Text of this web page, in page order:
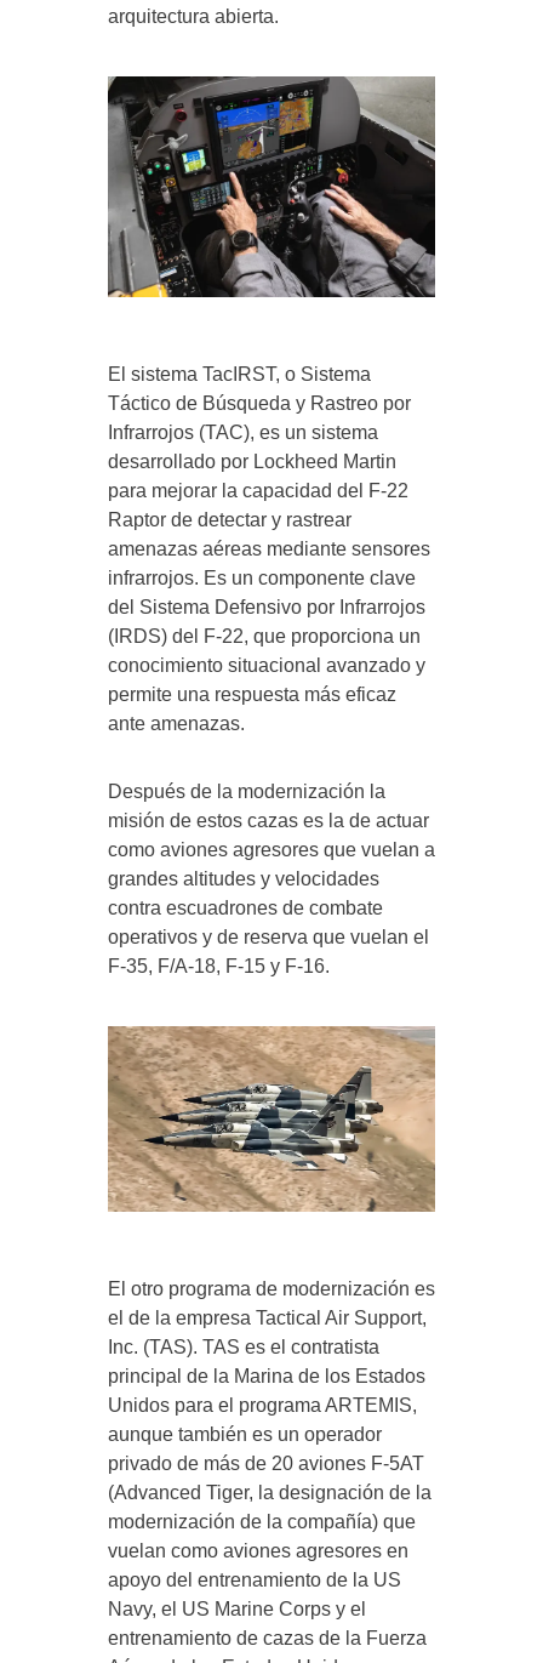
arquitectura abierta.
El sistema TacIRST, o Sistema
Táctico de Búsqueda y Rastreo por
Infrarrojos (TAC), es un sistema
desarrollado por Lockheed Martin
para mejorar la capacidad del F-22
Raptor de detectar y rastrear
amenazas aéreas mediante sensores
infrarrojos. Es un componente clave
del Sistema Defensivo por Infrarrojos
(IRDS) del F-22, que proporciona un
conocimiento situacional avanzado y
permite una respuesta más eficaz
ante amenazas.
Después de la modernización la
misión de estos cazas es la de actuar
como aviones agresores que vuelan a
grandes altitudes y velocidades
contra escuadrones de combate
operativos y de reserva que vuelan el
F-35, F/A-18, F-15 y F-16.
El otro programa de modernización es
el de la empresa Tactical Air Support,
Inc. (TAS). TAS es el contratista
principal de la Marina de los Estados
Unidos para el programa ARTEMIS,
aunque también es un operador
privado de más de 20 aviones F-5AT
(Advanced Tiger, la designación de la
modernización de la compañía) que
vuelan como aviones agresores en
apoyo del entrenamiento de la US
Navy, el US Marine Corps y el
entrenamiento de cazas de la Fuerza